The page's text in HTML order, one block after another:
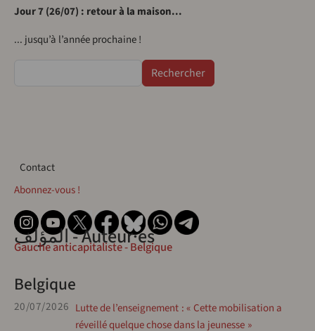
Jour 7 (26/07) : retour à la maison...
... jusqu’à l’année prochaine !
Contact
Contact
Abonnez-vous !
المؤلف - Auteur·es
Gauche anticapitaliste - Belgique
Belgique
20/07/2026 Lutte de l’enseignement : « Cette mobilisation a
réveillé quelque chose dans la jeunesse »